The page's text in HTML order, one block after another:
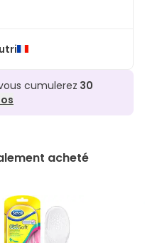
cumulerez 30
acheté